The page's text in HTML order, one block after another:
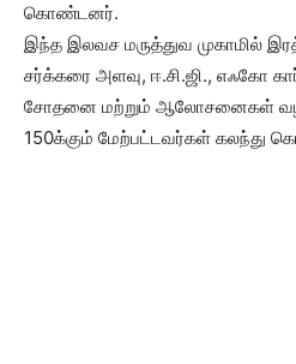
கொண்டனர்.
இந்த இலவச மருத்துவ முகாமில்
சர்க்கரை அளவு, ஈ.சி.ஜி., எஃகோ
சோதனை மற்றும் ஆலோசனைகள்
150க்கும் மேற்பட்டவர்கள் கலந்து